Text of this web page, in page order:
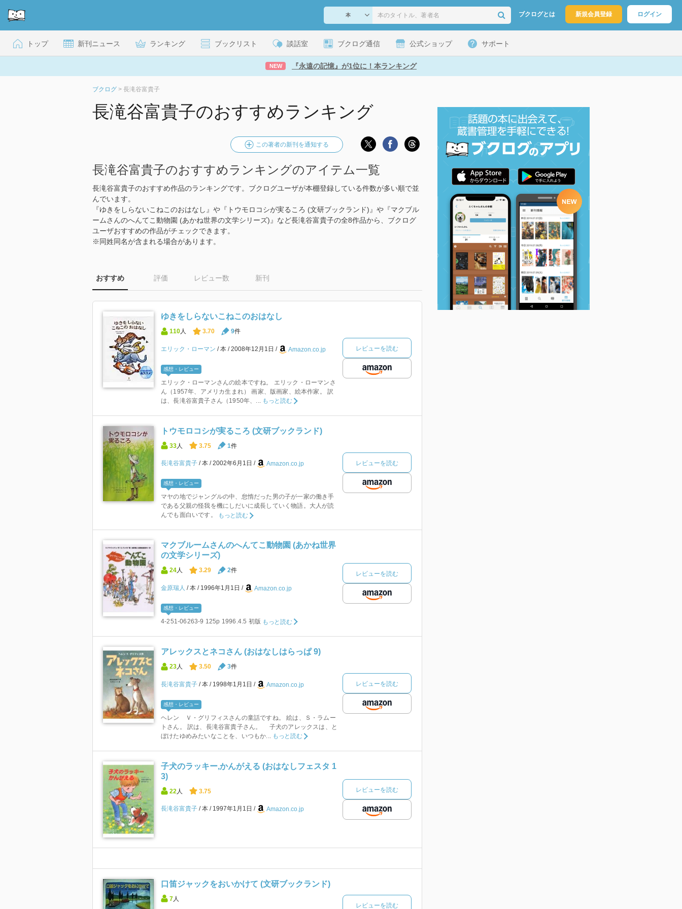
ブクログとは 新規会員登録 ログイン
トップ 新刊ニュース ランキング ブックリスト 談話室 ブクログ通信 公式ショップ サポート
NEW 『永遠の記憶』が1位に！本ランキング
ブクログ > 長滝谷富貴子
長滝谷富貴子のおすすめランキング
この著者の新刊を通知する
長滝谷富貴子のおすすめランキングのアイテム一覧
長滝谷富貴子のおすすめ作品のランキングです。ブクログユーザが本棚登録している件数が多い順で並
んでいます。
『ゆきをしらないこねこのおはなし』や『トウモロコシが実るころ (文研ブックランド)』や『マクブル
ームさんのへんてこ動物園 (あかね世界の文学シリーズ)』など長滝谷富貴子の全8作品から、ブクログ
ユーザおすすめの作品がチェックできます。
※同姓同名が含まれる場合があります。
おすすめ 評価 レビュー数 新刊
ゆきをしらないこねこのおはなし
110人 3.70 9件
エリック・ローマン 本 2008年12月1日 Amazon.co.jp
感想・レビュー
エリック・ローマンさんの絵本ですね。 エリック・ローマンさ
ん（1957年、アメリカ生まれ） 画家、版画家、絵本作家。 訳
は、長滝谷富貴子さん（1950年、...
もっと読む
レビューを読む
トウモロコシが実るころ (文研ブックランド)
33 人 3.75 1件
長滝谷富貴子 本 2002年6月1日 Amazon.co.jp
感想・レビュー
マヤの地でジャングルの中、怠惰だった男の子が一家の働き手
である父親の怪我を機にしだいに成長していく物語。大人が読
んでも面白いです。
もっと読む
レビューを読む
マクブルームさんのへんてこ動物園 (あかね世界
の文学シリーズ)
24人 3.29 2件
金原瑞人 本 1996年1月1日 Amazon.co.jp
感想・レビュー
4-251-06263-9 125p 1996.4.5 初版 もっと読む
レビューを読む
アレックスとネコさん (おはなしはらっぱ 9)
23 人 3.50 3件
長滝谷富貴子 本 1998年1月1日 Amazon.co.jp
感想・レビュー
ヘレン Ｖ・グリフィスさんの童話ですね。 絵は、Ｓ・ラムー
トさん。 訳は、長滝谷富貴子さん。 子犬のアレックスは、と
ぼけたゆめみたいなことを、いつもか...
もっと読む
レビューを読む
子犬のラッキー,かんがえる (おはなしフェスタ 1
3)
22 人 3.75
長滝谷富貴子 本 1997年1月1日 Amazon.co.jp
レビューを読む
口笛ジャックをおいかけて (文研ブックランド)
7 人
レビューを読む